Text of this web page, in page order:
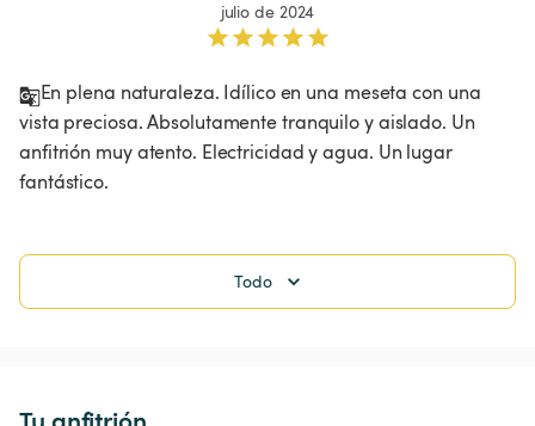
julio de 2024
En plena naturaleza. Idílico en una meseta con una
vista preciosa. Absolutamente tranquilo y aislado. Un
anfitrión muy atento. Electricidad y agua. Un lugar
fantástico.
Todo